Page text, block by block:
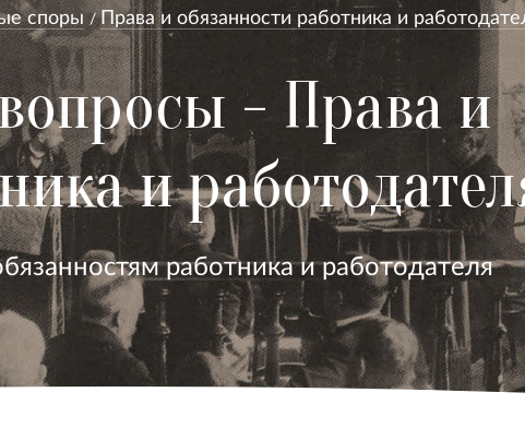
споры Права и обязанности работника и
- Права и
и
работника и работодателя